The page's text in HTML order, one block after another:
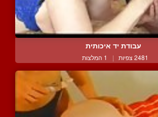
עבודת יד איכותית
2481 צפיות | 1 המלצות